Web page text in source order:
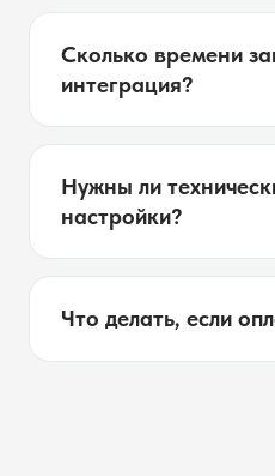
Сколько времени
интеграция?
Нужны ли
настройки?
Что делать, если